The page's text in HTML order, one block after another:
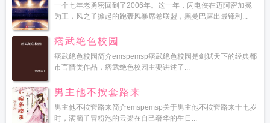
一个七年老勇密回到了2006年。这一年，闪电侠在迈阿密加冕
为王，风之子掀起的跑轰风暴席卷联盟，黑曼巴露出最锋利...
痞武绝色校园
痞武绝色校园简介emspemsp痞武绝色校园是剑弑天下的经典都
市言情类作品，痞武绝色校园主要讲述了...
男主他不按套路来
男主他不按套路来简介emspemsp关于男主他不按套路来十七岁
时，满脑子冒粉泡的云梁在自己奢华的生日...